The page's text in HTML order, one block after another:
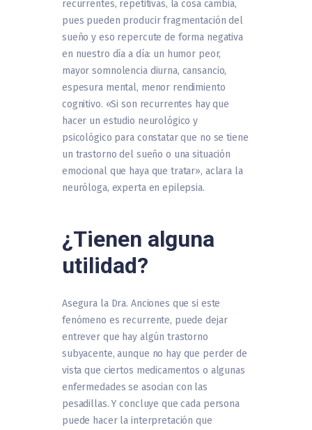
recurrentes, repetitivas, la cosa cambia,
pues pueden producir fragmentación del
sueño y eso repercute de forma negativa
en nuestro día a día: un humor peor,
mayor somnolencia diurna, cansancio,
espesura mental, menor rendimiento
cognitivo. «Si son recurrentes hay que
hacer un estudio neurológico y
psicológico para constatar que no se tiene
un trastorno del sueño o una situación
emocional que haya que tratar», aclara la
neuróloga, experta en epilepsia.
¿Tienen alguna
utilidad?
Asegura la Dra. Anciones que si este
fenómeno es recurrente, puede dejar
entrever que hay algún trastorno
subyacente, aunque no hay que perder de
vista que ciertos medicamentos o algunas
enfermedades se asocian con las
pesadillas. Y concluye que cada persona
puede hacer la interpretación que